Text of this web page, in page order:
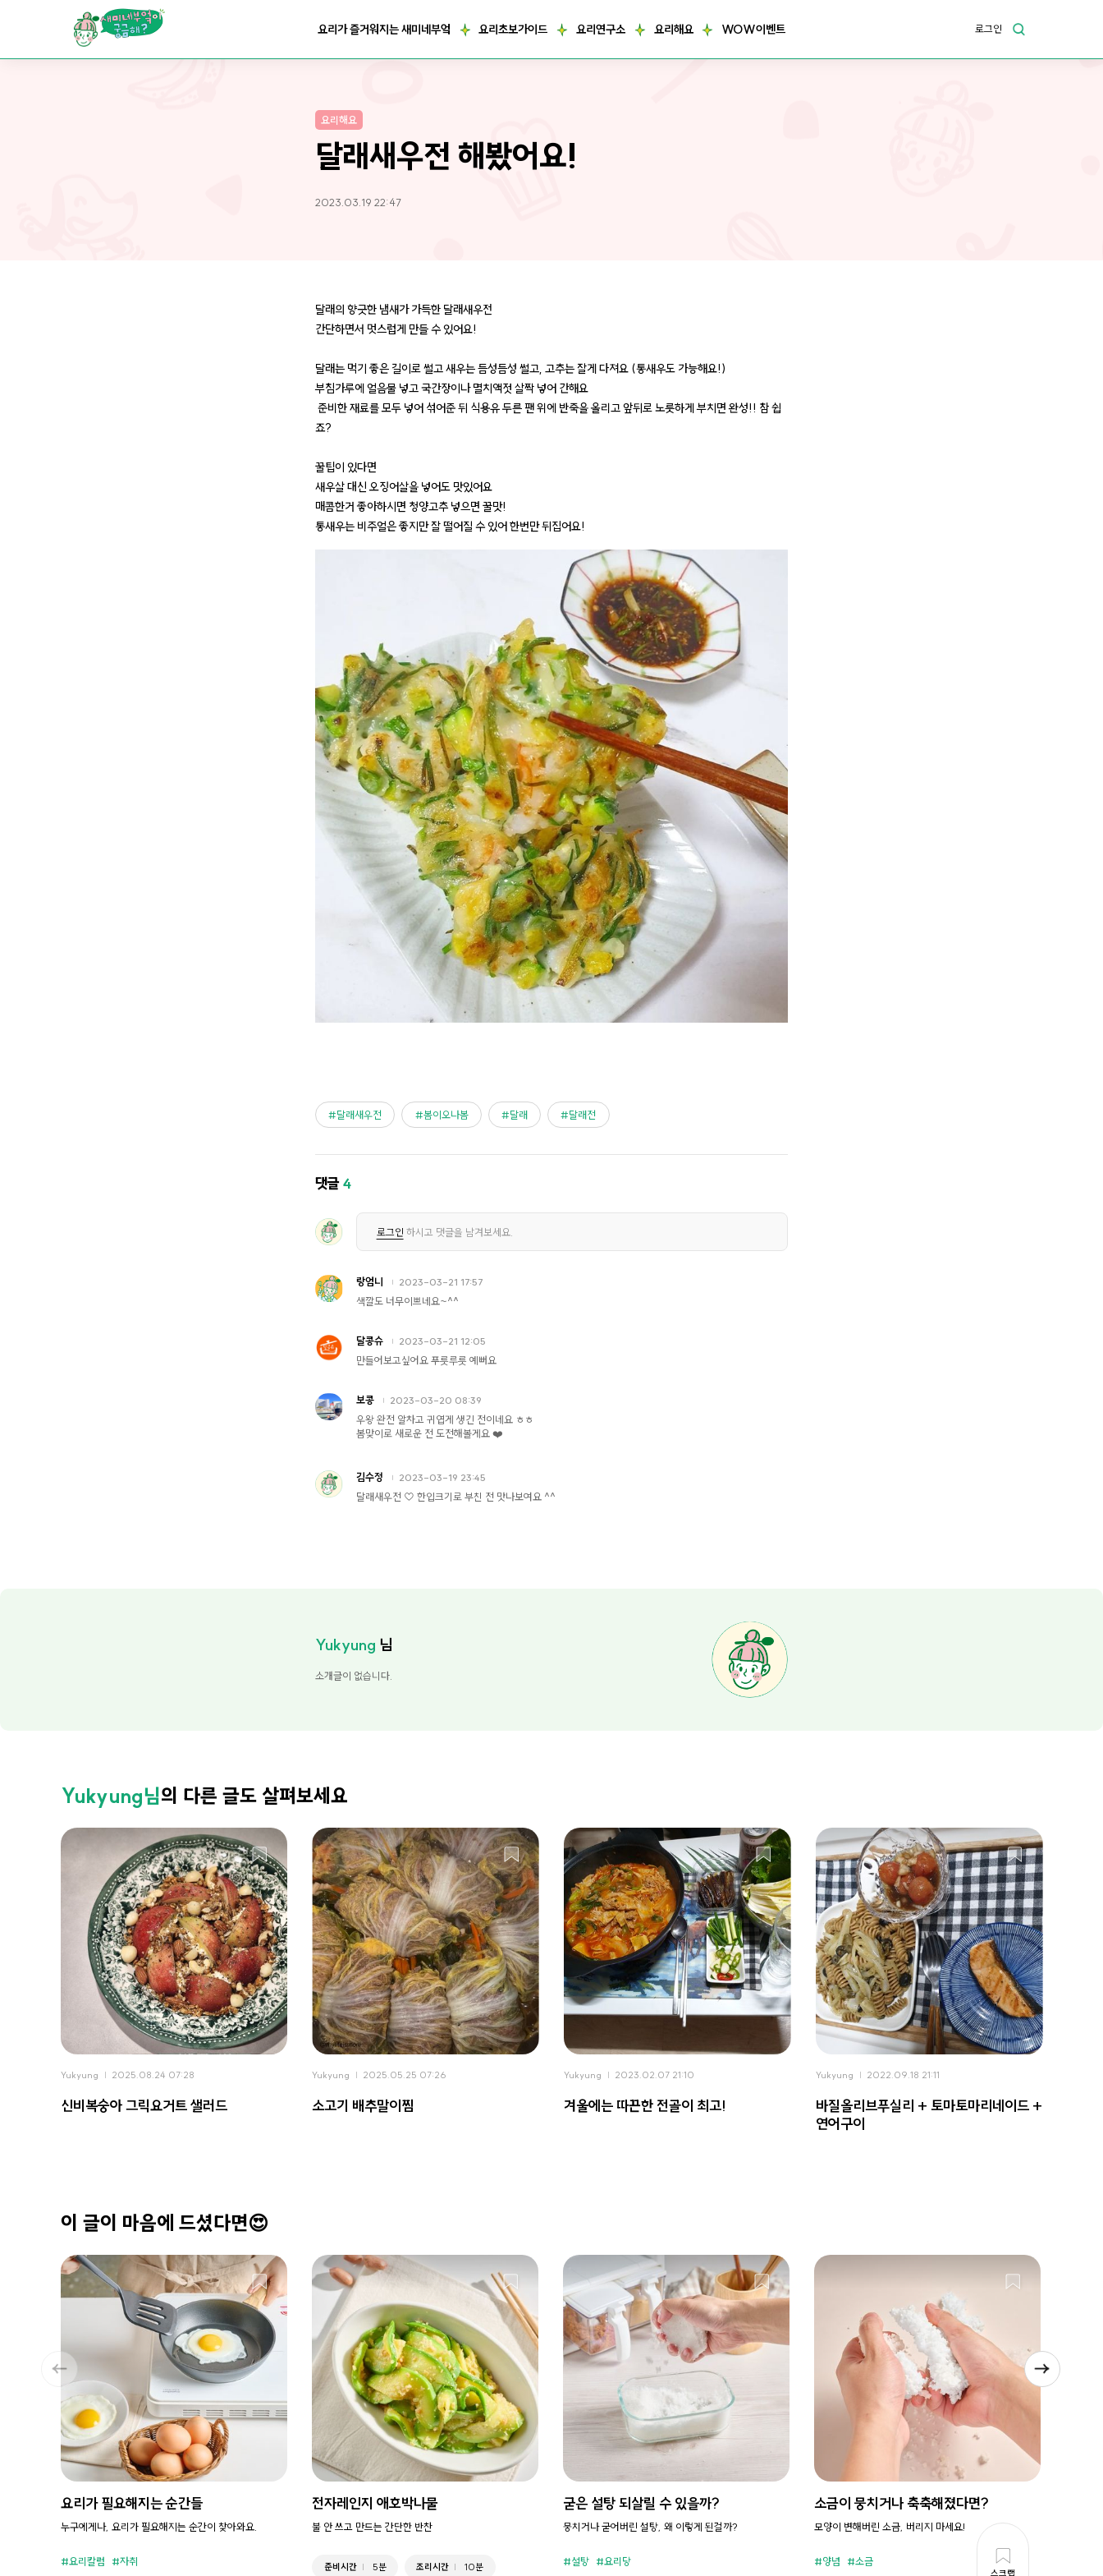
요리가 즐거워지는 새미네부엌 요리초보가이드 요리연구소 요리해요 WOW이벤트 로그인
스크랩
요리해요
달래새우전 해봤어요!
2023.03.19 22:47
달래의 향긋한 냄새가 가득한 달래새우전
간단하면서 멋스럽게 만들 수 있어요!
달래는 먹기 좋은 길이로 썰고 새우는 듬성듬성 썰고, 고추는 잘게 다져요 (통새우도 가능해요!)
부침가루에 얼음물 넣고 국간장이나 멸치액젓 살짝 넣어 간해요
준비한 재료를 모두 넣어 섞어준 뒤 식용유 두른 팬 위에 반죽을 올리고 앞뒤로 노릇하게 부치면 완성!! 참 쉽
죠?
꿀팁이 있다면
새우살 대신 오징어살을 넣어도 맛있어요
매콤한거 좋아하시면 청양고추 넣으면 꿀맛!
통새우는 비주얼은 좋지만 잘 떨어질 수 있어 한번만 뒤집어요!
달래새우전 봄이오나봄 달래 달래전
댓글4
로그인 하시고 댓글을 남겨보세요.
랑엄니 2023-03-21 17:57
색깔도 너무이쁘네요~^^
달콩슈 2023-03-21 12:05
만들어보고싶어요 푸릇루릇 예뻐요
보콩 2023-03-20 08:39
우왕 완전 알차고 귀엽게 생긴 전이네요 ㅎㅎ
봄맞이로 새로운 전 도전해볼게요 ❤️
김수정 2023-03-19 23:45
달래새우전 ♡ 한입크기로 부친 전 맛나보여요 ^^
Yukyung 님
소개글이 없습니다.
Yukyung님의 다른 글도 살펴보세요
Yukyung 2025.08.24 07:28
신비복숭아 그릭요거트 샐러드
Yukyung 2025.05.25 07:26
소고기 배추말이찜
Yukyung 2023.02.07 21:10
겨울에는 따끈한 전골이 최고!
Yukyung 2022.09.18 21:11
바질올리브푸실리 + 토마토마리네이드 +
연어구이
이 글이 마음에 드셨다면😍
요리가 필요해지는 순간들
누구에게나, 요리가 필요해지는 순간이 찾아와요.
요리칼럼 자취
전자레인지 애호박나물
불 안 쓰고 만드는 간단한 반찬
준비시간 5분 조리시간 10분
굳은 설탕 되살릴 수 있을까?
뭉치거나 굳어버린 설탕, 왜 이렇게 된걸까?
설탕 요리당
소금이 뭉치거나 축축해졌다면?
모양이 변해버린 소금, 버리지 마세요!
양념 소금